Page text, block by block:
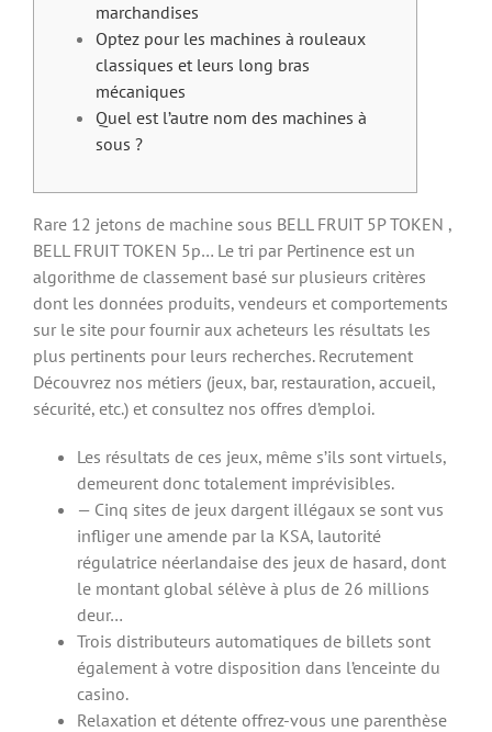
marchandises
Optez pour les machines à rouleaux
classiques et leurs long bras
mécaniques
Quel est l’autre nom des machines à
sous ?
Rare 12 jetons de machine sous BELL FRUIT 5P TOKEN ,
BELL FRUIT TOKEN 5p… Le tri par Pertinence est un
algorithme de classement basé sur plusieurs critères
dont les données produits, vendeurs et comportements
sur le site pour fournir aux acheteurs les résultats les
plus pertinents pour leurs recherches. Recrutement
Découvrez nos métiers (jeux, bar, restauration, accueil,
sécurité, etc.) et consultez nos offres d’emploi.
Les résultats de ces jeux, même s’ils sont virtuels,
demeurent donc totalement imprévisibles.
— Cinq sites de jeux dargent illégaux se sont vus
infliger une amende par la KSA, lautorité
régulatrice néerlandaise des jeux de hasard, dont
le montant global sélève à plus de 26 millions
deur…
Trois distributeurs automatiques de billets sont
également à votre disposition dans l’enceinte du
casino.
Relaxation et détente offrez-vous une parenthèse